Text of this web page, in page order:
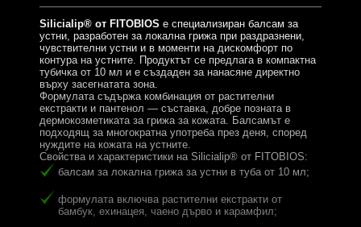
Silicialip® от FITOBIOS е специализиран балсам за
устни, разработен за локална грижа при раздразнени,
чувствителни устни и в моменти на дискомфорт по
контура на устните. Продуктът се предлага в компактна
тубичка от 10 мл и е създаден за нанасяне директно
върху засегнатата зона.
Формулата съдържа комбинация от растителни
екстракти и пантенол — съставка, добре позната в
дермокозметиката за грижа за кожата. Балсамът е
подходящ за многократна употреба през деня, според
нуждите на кожата на устните.
Свойства и характеристики на Silicialip® от FITOBIOS:
балсам за локална грижа за устни в туба от 10 мл;
формулата включва растителни екстракти от
бамбук, ехинацея, чаено дърво и карамфил;